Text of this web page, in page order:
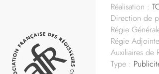
Réalisation :
Direction de
Régie
Régie
Auxiliaires de
Type :